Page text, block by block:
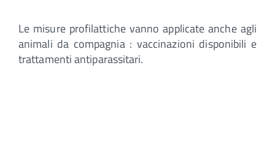
Le misure profilattiche vanno applicate anche agli
animali da compagnia : vaccinazioni disponibili e
trattamenti antiparassitari.